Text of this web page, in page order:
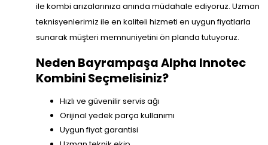
ile kombi arızalarınıza anında müdahale ediyoruz. Uzman
teknisyenlerimiz ile en kaliteli hizmeti en uygun fiyatlarla
sunarak müşteri memnuniyetini ön planda tutuyoruz.
Neden Bayrampaşa Alpha Innotec
Kombini Seçmelisiniz?
Hızlı ve güvenilir servis ağı
Orijinal yedek parça kullanımı
Uygun fiyat garantisi